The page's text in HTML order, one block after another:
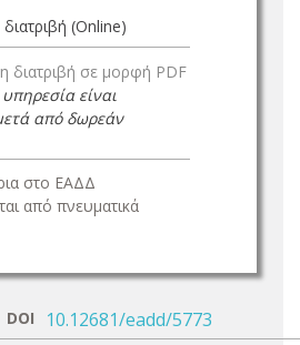
(Online)
διατριβή σε μορφή PDF
είναι
από δωρεάν
στο ΕΑΔΔ
από πνευματικά
DOI 10.12681/eadd/5773